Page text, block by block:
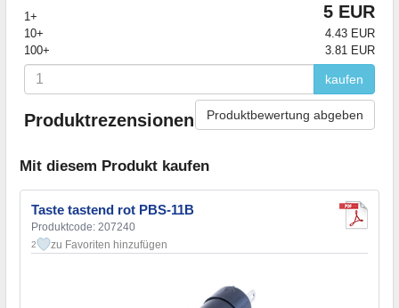
1+
5 EUR
10+
4.43 EUR
100+
3.81 EUR
kaufen
Produktrezensionen Produktbewertung abgeben
Mit diesem Produkt kaufen
Taste tastend rot PBS-11B
Produktcode: 207240
2 zu Favoriten hinzufügen